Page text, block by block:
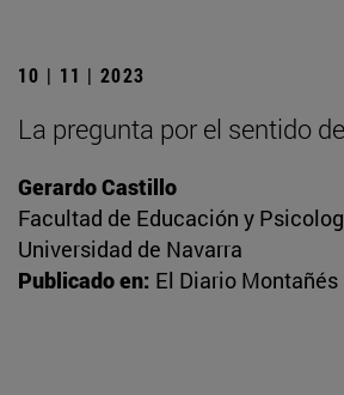
10 | 11 | 2023
La pregunta por el sentido
Gerardo Castillo
Facultad de Educación y
Universidad de Navarra
Publicado en: El Diario Montañés